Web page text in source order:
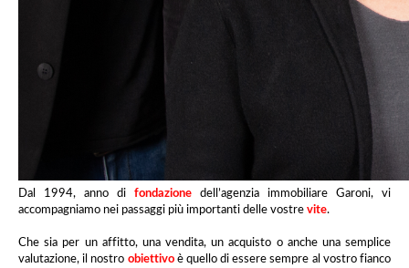
Dal 1994, anno di fondazione dell’agenzia immobiliare Garoni, vi
accompagniamo nei passaggi più importanti delle vostre vite.
Che sia per un affitto, una vendita, un acquisto o anche una semplice
valutazione, il nostro obiettivoè quello di essere sempre al vostro fianco